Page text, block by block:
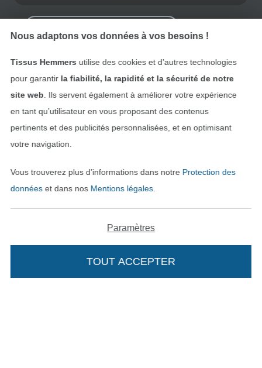
Trouvez plus d’idées
Deutsch
Nederlands
Passer à la boutique
Nous adaptons vos données à vos besoins !
Tissus Hemmers utilise des cookies et d’autres technologies
pour garantir la fiabilité, la rapidité et la sécurité de notre
site web . Ils servent également à améliorer votre expérience
en tant qu’utilisateur en vous proposant des contenus
pertinents et des publicités personnalisées, et en optimisant
votre navigation.
Vous trouverez plus d’informations dans notre Protection des
donnéeset dans nos Mentions légales.
Paramètres
TOUT ACCEPTER